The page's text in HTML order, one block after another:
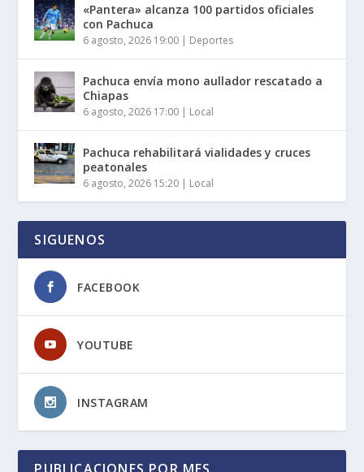
«Pantera» alcanza 100 partidos oficiales
con Pachuca
6 agosto, 2026 19:00 | Deportes
Pachuca envía mono aullador rescatado a
Chiapas
6 agosto, 2026 17:00 | Local
Pachuca rehabilitará vialidades y cruces
peatonales
6 agosto, 2026 15:20 | Local
SIGUENOS
FACEBOOK
YOUTUBE
INSTAGRAM